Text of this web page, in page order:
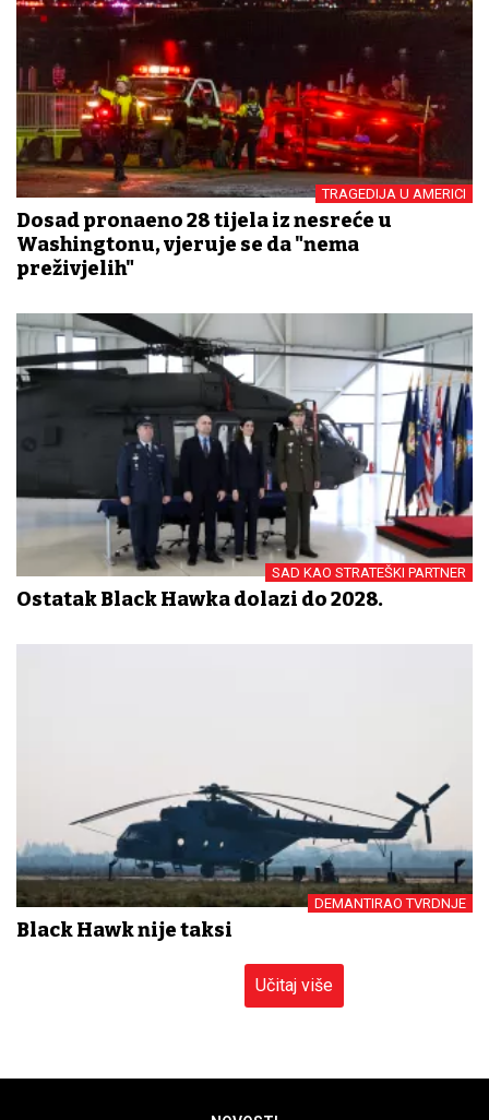
TRAGEDIJA U AMERICI
Dosad pronađeno 28 tijela iz nesreće u
Washingtonu, vjeruje se da "nema
preživjelih"
SAD KAO STRATEŠKI PARTNER
Ostatak Black Hawka dolazi do 2028.
DEMANTIRAO TVRDNJE
Black Hawk nije taksi
Učitaj više